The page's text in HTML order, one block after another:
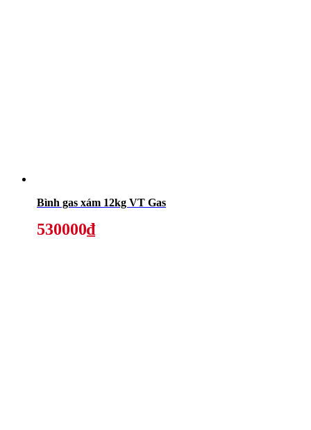
Bình gas xám 12kg VT Gas
530000₫